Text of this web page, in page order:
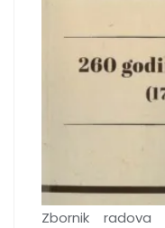
Zbornik radova